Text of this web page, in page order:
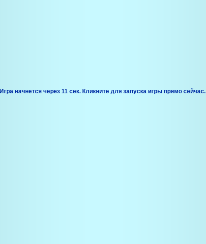
Игра начнется через 10 сек. Кликните для запуска игры прямо сейчас.